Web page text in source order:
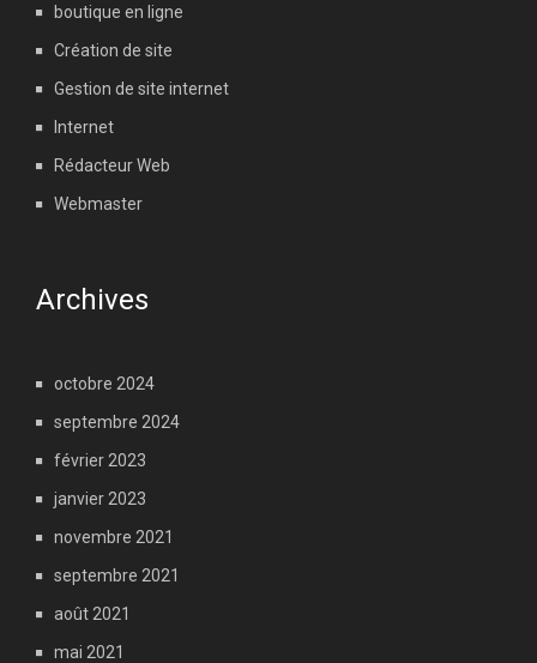
boutique en ligne
Création de site
Gestion de site internet
Internet
Rédacteur Web
Webmaster
Archives
octobre 2024
septembre 2024
février 2023
janvier 2023
novembre 2021
septembre 2021
août 2021
mai 2021